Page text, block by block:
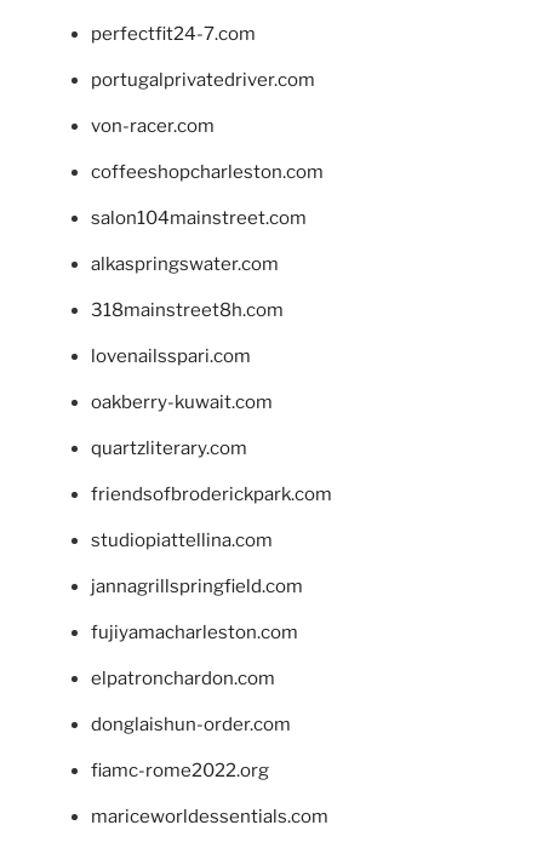
perfectfit24-7.com
portugalprivatedriver.com
von-racer.com
coffeeshopcharleston.com
salon104mainstreet.com
alkaspringswater.com
318mainstreet8h.com
lovenailsspari.com
oakberry-kuwait.com
quartzliterary.com
friendsofbroderickpark.com
studiopiattellina.com
jannagrillspringfield.com
fujiyamacharleston.com
elpatronchardon.com
donglaishun-order.com
fiamc-rome2022.org
mariceworldessentials.com